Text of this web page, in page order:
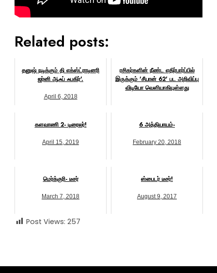
Related posts:
தனுஷ் நடிக்கும் தி எக்ஸ்ட்ராடினரி
ஜர்னி ஆஃப் ஃபகிர்'.
April 6, 2018
ரசிகர்களின் நீண்ட எதிர்பார்ப்பில்
இருக்கும் 'சீயான் 62' பட அறிவிப்பு
விடியோ வெளியாகியுள்ளது
களவாணி 2- டிரைலர்!
April 15, 2019
6 அத்தியாயம்-
February 20, 2018
மெர்க்குரி- டீசர்
March 7, 2018
ஸ்பைடர் டீசர்!
August 9, 2017
Post Views: 257